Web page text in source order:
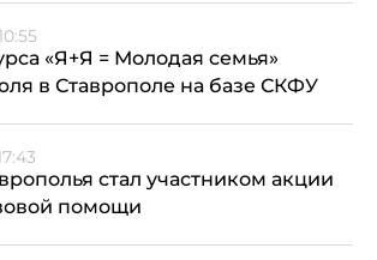
«Я+Я = Молодая семья»
в Ставрополе на базе СКФУ
стал участником акции
помощи